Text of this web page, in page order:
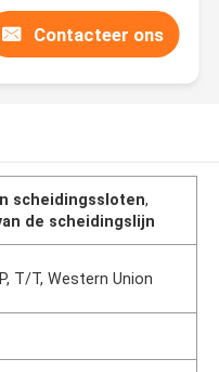
Contacteer ons
scheidingssloten,
de scheidingslijn
T/T, Western Union